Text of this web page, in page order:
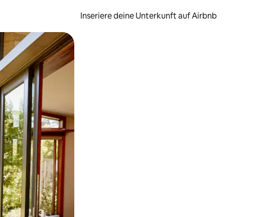
Inseriere deine Unterkunft auf Airbnb
durch Berühren oder Wischgesten.